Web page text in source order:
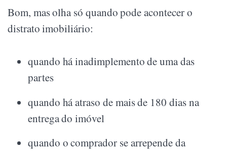
Bom, mas olha só quando pode acontecer o
distrato imobiliário:
quando há inadimplemento de uma das
partes
quando há atraso de mais de 180 dias na
entrega do imóvel
quando o comprador se arrepende da